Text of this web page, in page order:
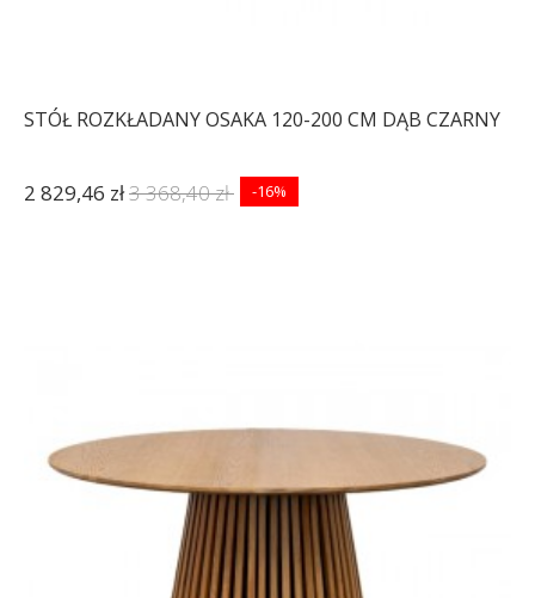
STÓŁ ROZKŁADANY OSAKA 120-200 CM DĄB CZARNY
2 829,46 zł3 368,40 zł -16%